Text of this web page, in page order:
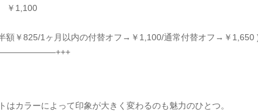
￥1,100
￥825/1ヶ月以内の付替オフ→￥1,100/通常付替オフ→￥1,650
はカラーによって印象が大きく変わるのも魅力のひとつ。